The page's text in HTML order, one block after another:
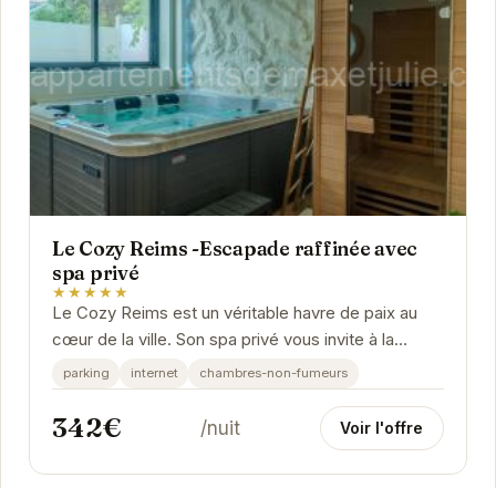
Le Cozy Reims -Escapade raffinée avec
spa privé
★★★★★
Le Cozy Reims est un véritable havre de paix au
cœur de la ville. Son spa privé vous invite à la
détente, tandis que son design élégant et ses...
parking internet chambres-non-fumeurs
342€ /nuit Voir l'offre